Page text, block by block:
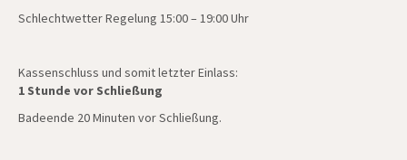
Schlechtwetter Regelung 15:00 – 19:00 Uhr
Kassenschluss und somit letzter Einlass:
1 Stunde vor Schließung
Badeende 20 Minuten vor Schließung.